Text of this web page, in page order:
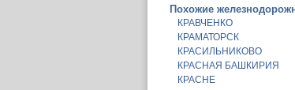
Похожие
КРАВЧЕНКО
КРАМАТОРСК
КРАСИЛЬНИКОВО
КРАСНАЯ БАШКИРИЯ
КРАСНЕ